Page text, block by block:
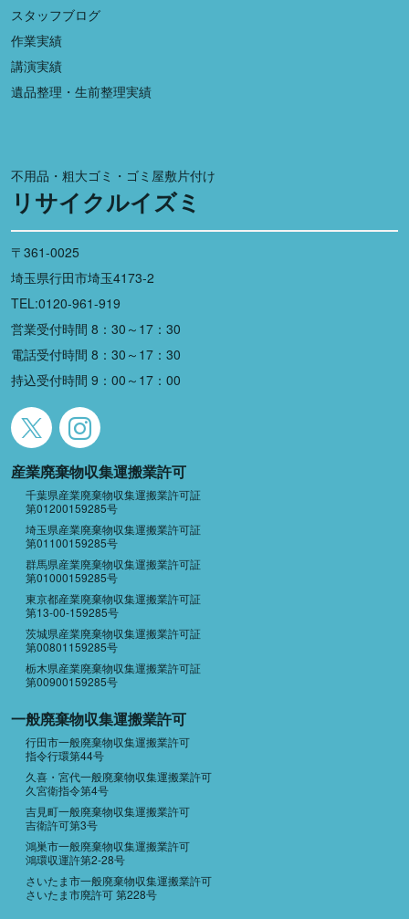
スタッフブログ
作業実績
講演実績
遺品整理・生前整理実績
不用品・粗大ゴミ・ゴミ屋敷片付け
リサイクルイズミ
〒361-0025
埼玉県行田市埼玉4173-2
TEL:0120-961-919
営業受付時間 8：30～17：30
電話受付時間 8：30～17：30
持込受付時間 9：00～17：00
産業廃棄物収集運搬業許可
千葉県産業廃棄物収集運搬業許可証
第01200159285号
埼玉県産業廃棄物収集運搬業許可証
第01100159285号
群馬県産業廃棄物収集運搬業許可証
第01000159285号
東京都産業廃棄物収集運搬業許可証
第13-00-159285号
茨城県産業廃棄物収集運搬業許可証
第00801159285号
栃木県産業廃棄物収集運搬業許可証
第00900159285号
一般廃棄物収集運搬業許可
行田市一般廃棄物収集運搬業許可
指令行環第44号
久喜・宮代一般廃棄物収集運搬業許可
久宮衛指令第4号
吉見町一般廃棄物収集運搬業許可
吉衛許可第3号
鴻巣市一般廃棄物収集運搬業許可
鴻環収運許第2-28号
さいたま市一般廃棄物収集運搬業許可
さいたま市廃許可 第228号